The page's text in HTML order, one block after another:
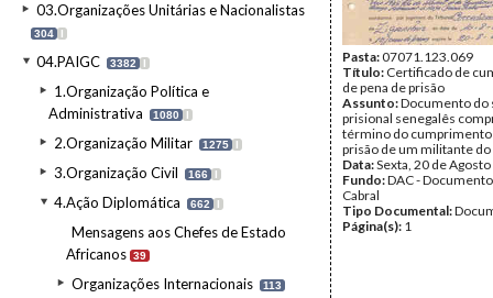
03.Organizações Unitárias e Nacionalistas
304 I
04.PAIGC 3382 I
1.Organização Política e
Administrativa
1080 I
2.Organização Militar 1275 I
3.Organização Civil 166 I
4.Ação Diplomática 662 I
Mensagens aos Chefes de Estado
Africanos 39
Organizações Internacionais 113
Pasta:07071.123.069
Título: Certificado de
de pena de prisão
Assunto:Documento do
prisional senegalês
término do cumprimento
prisão de um militante do
Data:Sexta, 20 de
Fundo:DAC -
Cabral
Tipo Documental:
Página(s): 1